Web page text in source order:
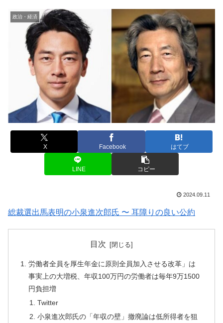
政治・経済
X Facebook はてブ
LINE コピー
2024.09.11
総裁選出馬表明の小泉進次郎氏 〜 耳障りの良い公約
目次
労働者全員を厚生年金に原則全員加入させる改革」は
事実上の大増税、年収100万円の労働者は毎年9万1500
円負担増
Twitter
小泉進次郎氏の「年収の壁」撤廃論は低所得者を狙